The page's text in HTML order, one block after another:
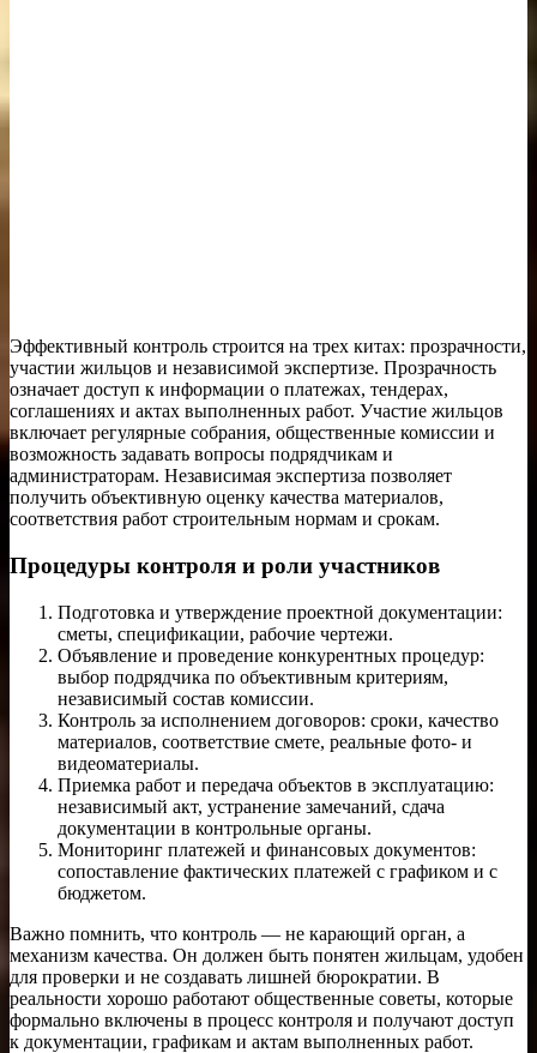
Эффективный контроль строится на трех китах: прозрачности,
участии жильцов и независимой экспертизе. Прозрачность
означает доступ к информации о платежах, тендерах,
соглашениях и актах выполненных работ. Участие жильцов
включает регулярные собрания, общественные комиссии и
возможность задавать вопросы подрядчикам и
администраторам. Независимая экспертиза позволяет
получить объективную оценку качества материалов,
соответствия работ строительным нормам и срокам.
Процедуры контроля и роли участников
Подготовка и утверждение проектной документации:
сметы, спецификации, рабочие чертежи.
Объявление и проведение конкурентных процедур:
выбор подрядчика по объективным критериям,
независимый состав комиссии.
Контроль за исполнением договоров: сроки, качество
материалов, соответствие смете, реальные фото- и
видеоматериалы.
Приемка работ и передача объектов в эксплуатацию:
независимый акт, устранение замечаний, сдача
документации в контрольные органы.
Мониторинг платежей и финансовых документов:
сопоставление фактических платежей с графиком и с
бюджетом.
Важно помнить, что контроль — не карающий орган, а
механизм качества. Он должен быть понятен жильцам, удобен
для проверки и не создавать лишней бюрократии. В
реальности хорошо работают общественные советы, которые
формально включены в процесс контроля и получают доступ
к документации, графикам и актам выполненных работ.